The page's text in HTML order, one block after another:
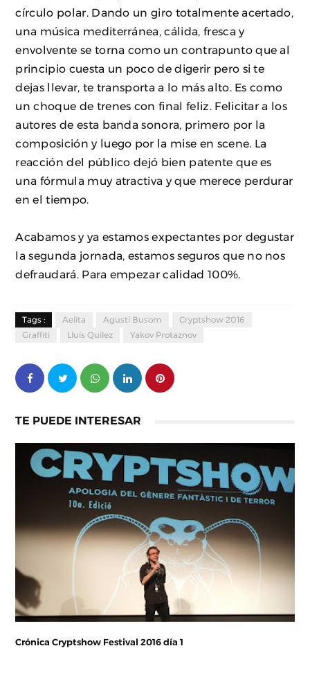
círculo polar. Dando un giro totalmente acertado,
una música mediterránea, cálida, fresca y
envolvente se torna como un contrapunto que al
principio cuesta un poco de digerir pero si te
dejas llevar, te transporta a lo más alto. Es como
un choque de trenes con final feliz. Felicitar a los
autores de esta banda sonora, primero por la
composición y luego por la mise en scene. La
reacción del público dejó bien patente que es
una fórmula muy atractiva y que merece perdurar
en el tiempo.
Acabamos y ya estamos expectantes por degustar
la segunda jornada, estamos seguros que no nos
defraudará. Para empezar calidad 100%.
Tags : Aelita Agustí Busom
Cryptshow 2016
Graffiti
Lluís Quilez Yakov Protaznov
TE PUEDE INTERESAR
Crónica Cryptshow Festival 2016 día 1